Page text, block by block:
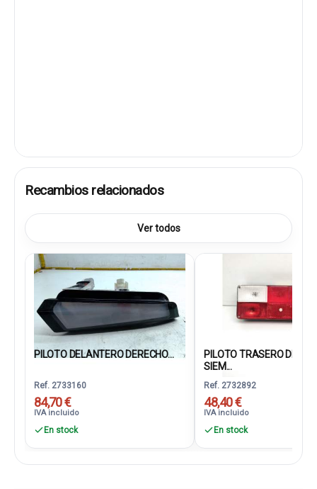
Recambios relacionados
Ver todos
PILOTO DELANTERO DERECHO...
Ref. 2733160
84,70 €
IVA incluido
En stock
PILOTO TRASERO
SIEM...
Ref. 2732892
48,40 €
IVA incluido
En stock